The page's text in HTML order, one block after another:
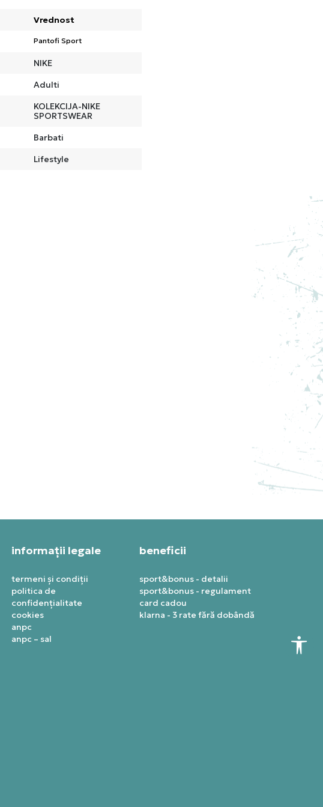
Vrednost
Pantofi Sport
NIKE
Adulti
KOLEKCIJA-NIKE
SPORTSWEAR
Barbati
Lifestyle
informații legale
termeni și condiții
politica de
confidențialitate
cookies
anpc
anpc – sal
beneficii
sport&bonus - detalii
sport&bonus - regulament
card cadou
klarna - 3 rate fără dobândă